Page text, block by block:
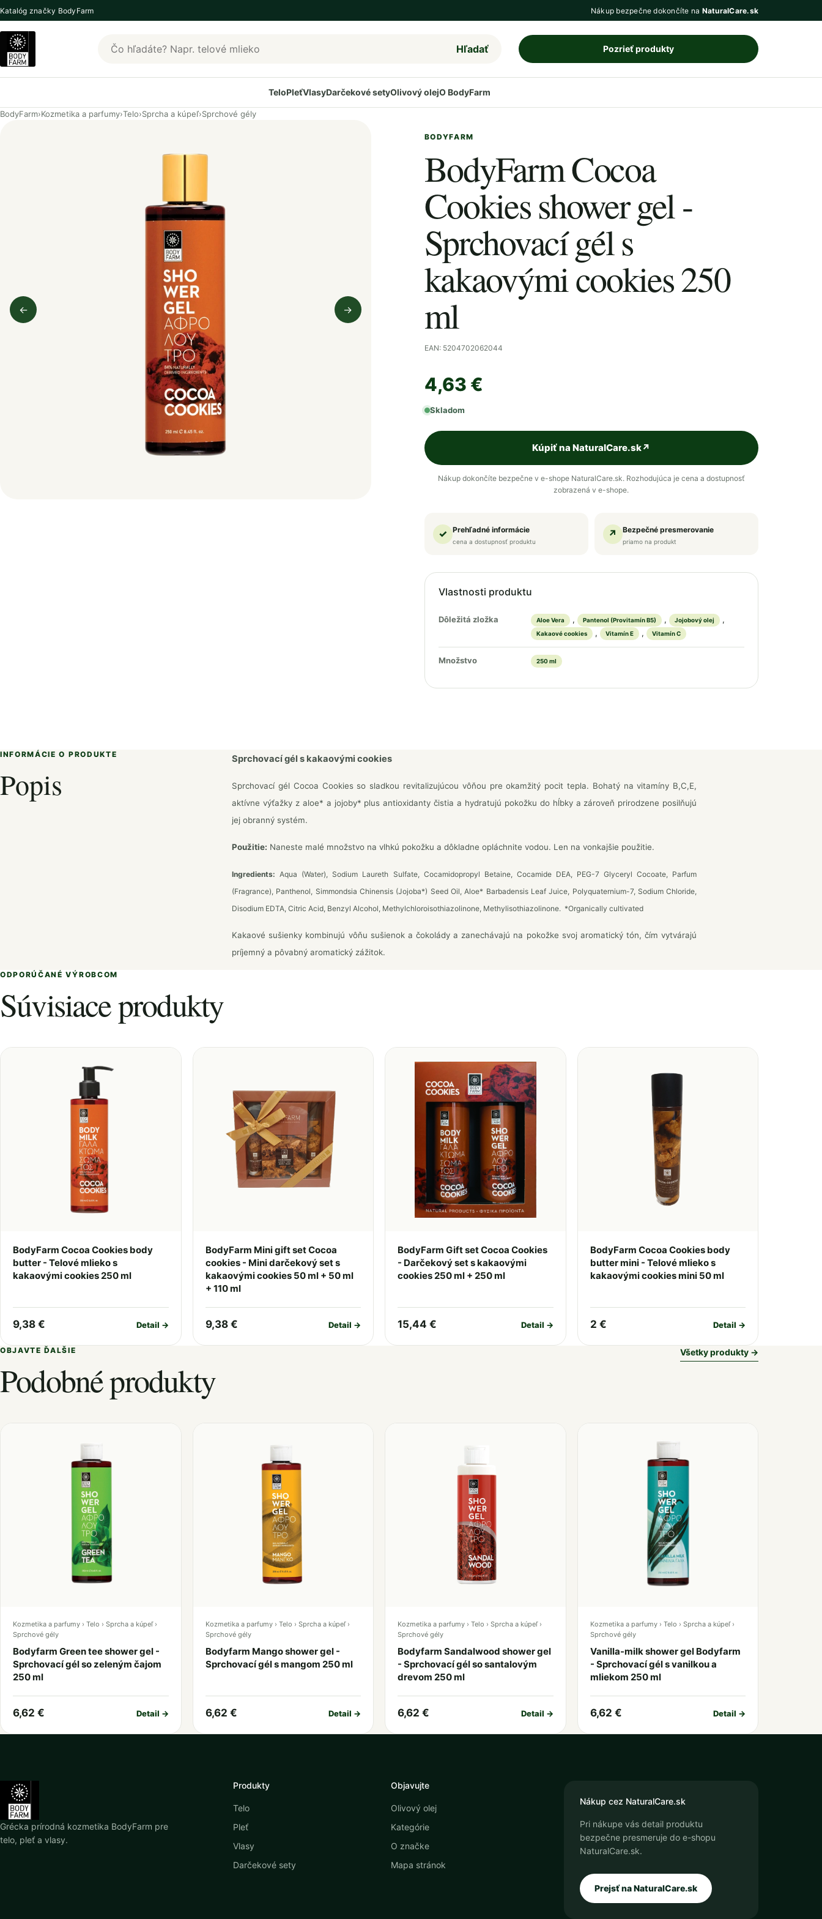
Katalóg značky BodyFarm Nákup bezpečne dokončíte na NaturalCare.sk
Hľadať produkty BodyFarm
Hľadať Pozrieť produkty
TeloPleťVlasyDarčekové setyOlivový olejO BodyFarm
BodyFarm›Kozmetika a parfumy›Telo›Sprcha a kúpeľ›Sprchové gély
←
Predchádzajúci obrázok
→
Nasledujúci obrázok
BODYFARM
BodyFarm Cocoa
Cookies shower gel -
Sprchovací gél s
kakaovými cookies 250
ml
EAN: 5204702062044
4,63 €
Skladom
Kúpiť na NaturalCare.sk↗
Nákup dokončíte bezpečne v e-shope NaturalCare.sk. Rozhodujúca je cena a dostupnosť
zobrazená v e-shope.
✓ Prehľadné informácie
cena a dostupnosť produktu
↗ Bezpečné presmerovanie
priamo na produkt
Vlastnosti produktu
Dôležitá zložka Aloe Vera , Pantenol (Provitamín B5) , Jojobový olej ,
Kakaové cookies , Vitamín E , Vitamín C
Množstvo 250 ml
INFORMÁCIE O PRODUKTE
Popis
Sprchovací gél s kakaovými cookies
Sprchovací gél Cocoa Cookies so sladkou revitalizujúcou vôňou pre okamžitý pocit tepla. Bohatý na vitamíny B,C,E,
aktívne výťažky z aloe* a jojoby* plus antioxidanty čistia a hydratujú pokožku do hĺbky a zároveň prirodzene posilňujú
jej obranný systém.
Použitie: Naneste malé množstvo na vlhkú pokožku a dôkladne opláchnite vodou. Len na vonkajšie použitie.
Ingredients: Aqua (Water), Sodium Laureth Sulfate, Cocamidopropyl Betaine, Cocamide DEA, PEG-7 Glyceryl Cocoate, Parfum
(Fragrance), Panthenol, Simmondsia Chinensis (Jojoba*) Seed Oil, Aloe* Barbadensis Leaf Juice, Polyquaternium-7, Sodium Chloride,
Disodium EDTA, Citric Acid, Benzyl Alcohol, Methylchloroisothiazolinone, Methylisothiazolinone. *Organically cultivated
Kakaové sušienky kombinujú vôňu sušienok a čokolády a zanechávajú na pokožke svoj aromatický tón, čím vytvárajú
príjemný a pôvabný aromatický zážitok.
ODPORÚČANÉ VÝROBCOM
Súvisiace produkty
BodyFarm Cocoa Cookies body
butter - Telové mlieko s
kakaovými cookies 250 ml
9,38 € Detail →
BodyFarm Mini gift set Cocoa
cookies - Mini darčekový set s
kakaovými cookies 50 ml + 50 ml
+ 110 ml
9,38 € Detail →
BodyFarm Gift set Cocoa Cookies
- Darčekový set s kakaovými
cookies 250 ml + 250 ml
15,44 € Detail →
BodyFarm Cocoa Cookies body
butter mini - Telové mlieko s
kakaovými cookies mini 50 ml
2 € Detail →
OBJAVTE ĎALŠIE
Podobné produkty
Všetky produkty →
Kozmetika a parfumy › Telo › Sprcha a kúpeľ ›
Sprchové gély
Bodyfarm Green tee shower gel -
Sprchovací gél so zeleným čajom
250 ml
6,62 € Detail →
Kozmetika a parfumy › Telo › Sprcha a kúpeľ ›
Sprchové gély
Bodyfarm Mango shower gel -
Sprchovací gél s mangom 250 ml
6,62 € Detail →
Kozmetika a parfumy › Telo › Sprcha a kúpeľ ›
Sprchové gély
Bodyfarm Sandalwood shower gel
- Sprchovací gél so santalovým
drevom 250 ml
6,62 € Detail →
Kozmetika a parfumy › Telo › Sprcha a kúpeľ ›
Sprchové gély
Vanilla-milk shower gel Bodyfarm
- Sprchovací gél s vanilkou a
mliekom 250 ml
6,62 € Detail →
Grécka prírodná kozmetika BodyFarm pre
telo, pleť a vlasy.
Produkty
Telo
Pleť
Vlasy
Darčekové sety
Objavujte
Olivový olej
Kategórie
O značke
Mapa stránok
Nákup cez NaturalCare.sk
Pri nákupe vás detail produktu
bezpečne presmeruje do e-shopu
NaturalCare.sk.
Prejsť na NaturalCare.sk